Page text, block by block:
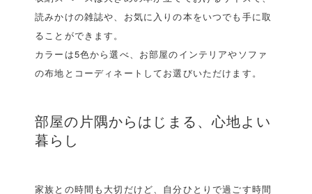
読みかけの雑誌や、お気に入りの本をいつでも手に取
ることができます。
カラーは5色から選べ、お部屋のインテリアやソファ
の布地とコーディネートしてお選びいただけます。
部屋の片隅からはじまる、心地よい
暮らし
家族との時間も大切だけど、自分ひとりで過ごす時間